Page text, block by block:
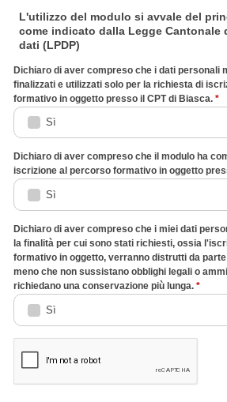
L'utilizzo del modulo si avvale del
come indicato dalla Legge Cantonale
dati (LPDP)
Dichiaro di aver compreso che i dati personali
finalizzati e utilizzati solo per la richiesta di
formativo in oggetto presso il CPT di Biasca. *
Sì
Dichiaro di aver compreso che il modulo ha
iscrizione al percorso formativo in oggetto
Sì
Dichiaro di aver compreso che i miei dati
la finalità per cui sono stati richiesti, ossia
formativo in oggetto, verranno distrutti da
meno che non sussistano obblighi legali o
richiedano una conservazione più lunga. *
Sì